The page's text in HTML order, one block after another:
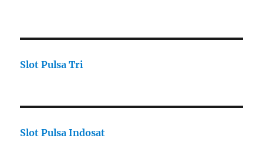
Slot Pulsa Tri
Slot Pulsa Indosat